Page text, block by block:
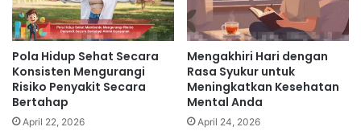
Pola Hidup Sehat Secara
Konsisten Mengurangi
Risiko Penyakit Secara
Bertahap
April 22, 2026
Mengakhiri Hari dengan
Rasa Syukur untuk
Meningkatkan Kesehatan
Mental Anda
April 24, 2026